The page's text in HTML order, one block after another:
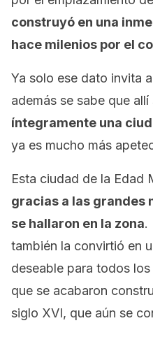
construyó en una
hace milenios por el
Ya solo ese dato invita
además se sabe que allí
íntegramente una
ya es mucho más
Esta ciudad de la Edad
gracias a las grandes
se hallaron en la zona.
también la convirtió en
deseable para todos
que se acabaron
siglo XVI, que aún se